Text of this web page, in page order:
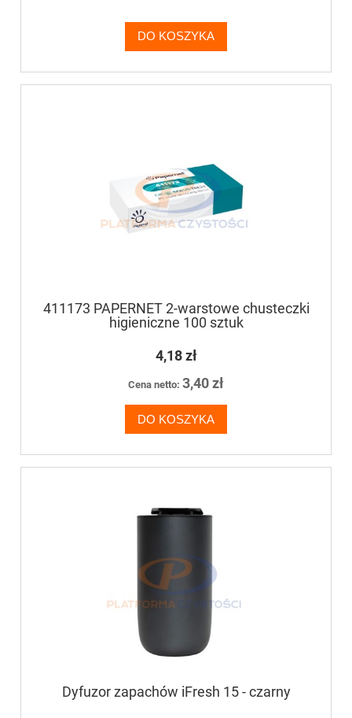
DO KOSZYKA
411173 PAPERNET 2-warstowe chusteczki
higieniczne 100 sztuk
4,18 zł
Cena netto: 3,40 zł
DO KOSZYKA
Dyfuzor zapachów iFresh 15 - czarny